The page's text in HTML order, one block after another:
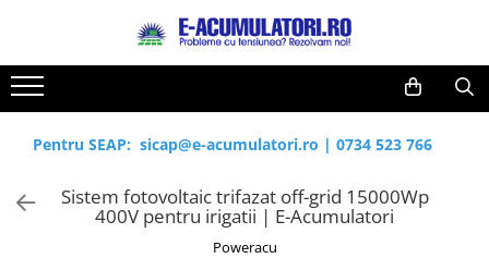
Toate Produsele
Acumulatori, Baterii si Incarcatoare
Uzuale
Baterii alcaline
Reduceri de vara
Cabluri
Acumulatori
Prelungitoare
Panouri fotovoltaice
Pentru SEAP: sicap@e-acumulatori.ro | 0734 523 766
Sistem fotovoltaic trifazat off-grid 15000Wp
400V pentru irigatii | E-Acumulatori
Poweracu